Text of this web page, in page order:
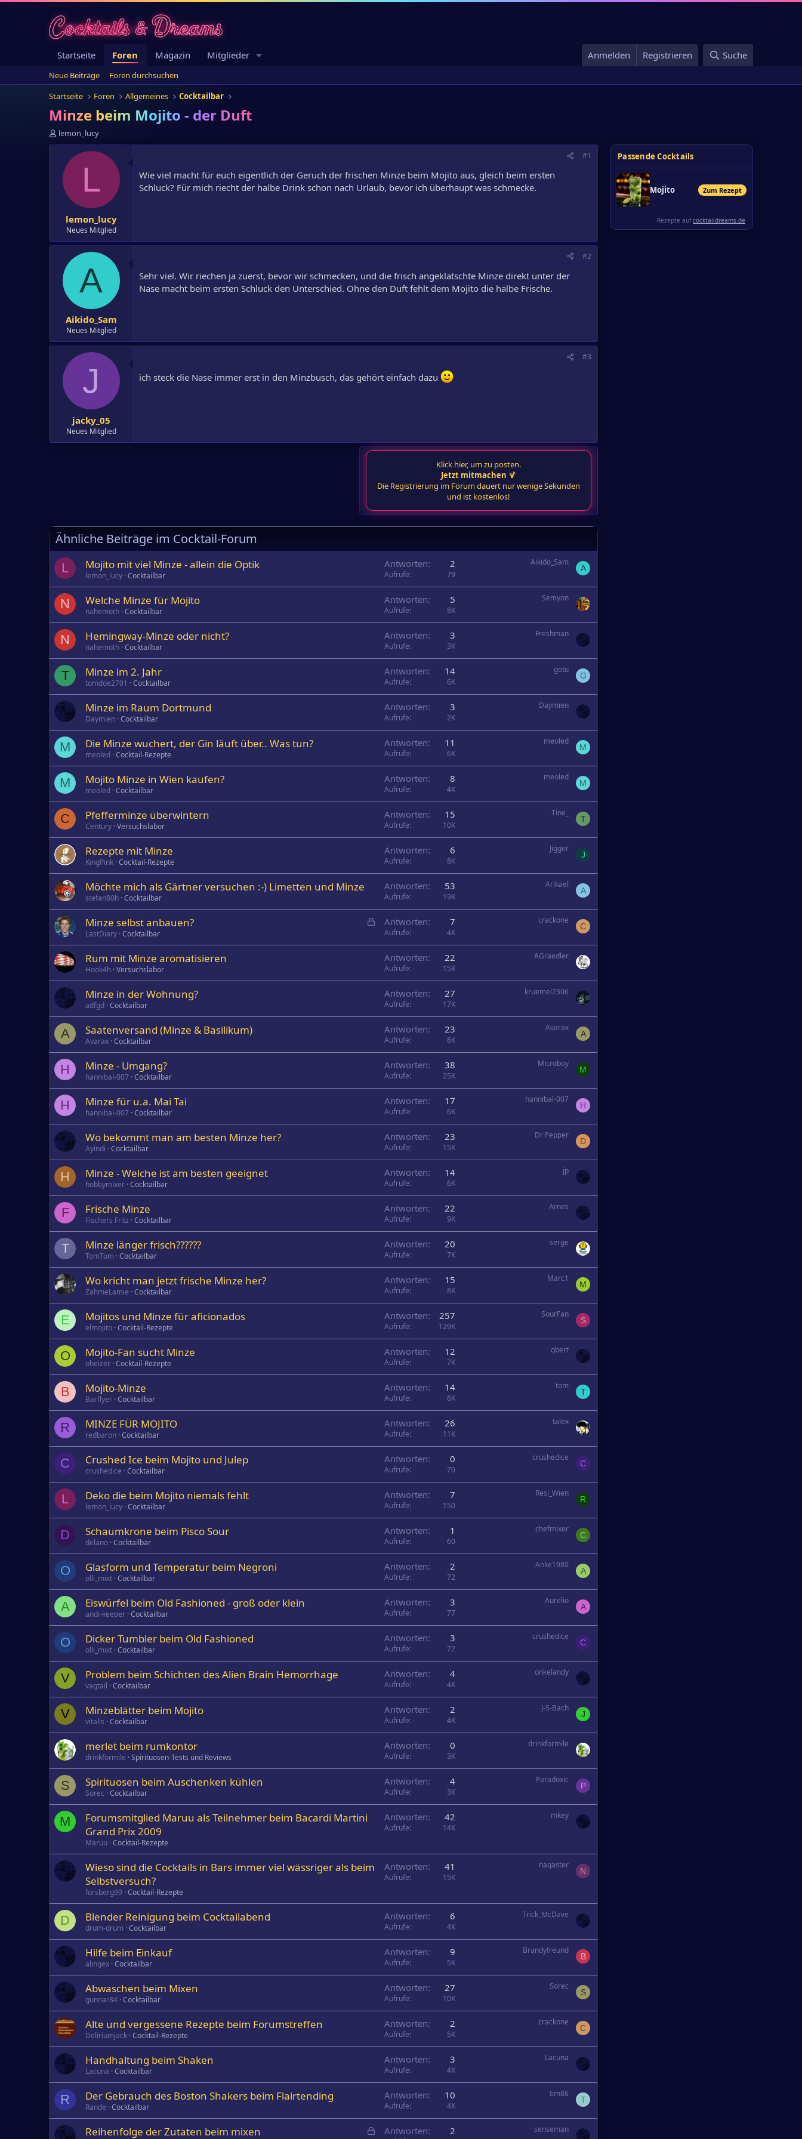
Startseite Foren Magazin Mitglieder Anmelden Registrieren Suche
Neue Beiträge
Foren durchsuchen
Startseite
Foren Allgemeines Cocktailbar
Minze beim Mojito - der Duft
E
r
lemon_lucy
L
lemon_lucy
Neues Mitglied
#1
Wie viel macht für euch eigentlich der Geruch der frischen Minze beim Mojito aus, gleich beim ersten
Schluck? Für mich riecht der halbe Drink schon nach Urlaub, bevor ich überhaupt was schmecke.
A
Aikido_Sam
Neues Mitglied
#2
Sehr viel. Wir riechen ja zuerst, bevor wir schmecken, und die frisch angeklatschte Minze direkt unter der
Nase macht beim ersten Schluck den Unterschied. Ohne den Duft fehlt dem Mojito die halbe Frische.
J
jacky_05
Neues Mitglied
#3
ich steck die Nase immer erst in den Minzbusch, das gehört einfach dazu
Klick hier, um zu posten.
Jetzt mitmachen 🍹
Die Registrierung im Forum dauert nur wenige Sekunden
und ist kostenlos!
Ähnliche Beiträge im Cocktail-Forum
L Mojito mit viel Minze - allein die Optik
lemon_lucy Cocktailbar
Antworten 2
Aufrufe 79
Aikido_Sam
A
N Welche Minze für Mojito
nahemoth Cocktailbar
Antworten 5
Aufrufe 8K
Semyon
N Hemingway-Minze oder nicht?
nahemoth Cocktailbar
Antworten 3
Aufrufe 3K
Freshman
T Minze im 2. Jahr
tomdoe2701 Cocktailbar
Antworten 14
Aufrufe 6K
gotu
G
Minze im Raum Dortmund
Daymien Cocktailbar
Antworten 3
Aufrufe 2K
Daymien
M Die Minze wuchert, der Gin läuft über.. Was tun?
meoled Cocktail-Rezepte
Antworten 11
Aufrufe 6K
meoled
M
M Mojito Minze in Wien kaufen?
meoled Cocktailbar
Antworten 8
Aufrufe 4K
meoled
M
C Pfefferminze überwintern
Century Versuchslabor
Antworten 15
Aufrufe 10K
Tine_
T
Rezepte mit Minze
KingPink Cocktail-Rezepte
Antworten 6
Aufrufe 8K
Jigger
J
Möchte mich als Gärtner versuchen :-) Limetten und Minze
stefan80h Cocktailbar
Antworten 53
Aufrufe 19K
Arikael
A
G
s
r
Minze selbst anbauen?
LastDiary Cocktailbar
Antworten 7
Aufrufe 4K
crackone
C
Rum mit Minze aromatisieren
Hook4h Versuchslabor
Antworten 22
Aufrufe 15K
AGraedler
Minze in der Wohnung?
adfgd Cocktailbar
Antworten 27
Aufrufe 17K
kruemel2306
A Saatenversand (Minze & Basilikum)
Avarax Cocktailbar
Antworten 23
Aufrufe 8K
Avarax
A
H Minze - Umgang?
hannibal-007 Cocktailbar
Antworten 38
Aufrufe 25K
Microboy
M
H Minze für u.a. Mai Tai
hannibal-007 Cocktailbar
Antworten 17
Aufrufe 6K
hannibal-007
H
Wo bekommt man am besten Minze her?
Ayindi Cocktailbar
Antworten 23
Aufrufe 15K
Dr Pepper
D
H Minze - Welche ist am besten geeignet
hobbymixer Cocktailbar
Antworten 14
Aufrufe 6K
jp
F Frische Minze
Fischers Fritz Cocktailbar
Antworten 22
Aufrufe 9K
Arnes
T Minze länger frisch??????
TomTom Cocktailbar
Antworten 20
Aufrufe 7K
serge
Wo kricht man jetzt frische Minze her?
ZahmeLamie Cocktailbar
Antworten 15
Aufrufe 8K
Marc1
M
E Mojitos und Minze für aficionados
elmojito Cocktail-Rezepte
Antworten 257
Aufrufe 129K
SourFan
S
O Mojito-Fan sucht Minze
oheizer Cocktail-Rezepte
Antworten 12
Aufrufe 7K
qbert
B Mojito-Minze
Barflyer Cocktailbar
Antworten 14
Aufrufe 6K
tom
T
R MINZE FÜR MOJITO
redbaron Cocktailbar
Antworten 26
Aufrufe 11K
talex
C Crushed Ice beim Mojito und Julep
crushedice Cocktailbar
Antworten 0
Aufrufe 70
crushedice
C
L Deko die beim Mojito niemals fehlt
lemon_lucy Cocktailbar
Antworten 7
Aufrufe 150
Resi_Wien
R
D Schaumkrone beim Pisco Sour
delano Cocktailbar
Antworten 1
Aufrufe 60
chefmixer
C
O Glasform und Temperatur beim Negroni
olli_mixt Cocktailbar
Antworten 2
Aufrufe 72
Anke1980
A
A Eiswürfel beim Old Fashioned - groß oder klein
andi-keeper Cocktailbar
Antworten 3
Aufrufe 77
Aurelio
A
O Dicker Tumbler beim Old Fashioned
olli_mixt Cocktailbar
Antworten 3
Aufrufe 72
crushedice
C
V Problem beim Schichten des Alien Brain Hemorrhage
vagtail Cocktailbar
Antworten 4
Aufrufe 4K
onkelandy
V Minzeblätter beim Mojito
vitalis Cocktailbar
Antworten 2
Aufrufe 4K
J-S-Bach
J
merlet beim rumkontor
drinkformile Spirituosen-Tests und Reviews
Antworten 0
Aufrufe 3K
drinkformile
S Spirituosen beim Auschenken kühlen
Sorec Cocktailbar
Antworten 4
Aufrufe 3K
Paradoxic
P
M
Forumsmitglied Maruu als Teilnehmer beim Bacardi Martini
Grand Prix 2009
Maruu Cocktail-Rezepte
Antworten 42
Aufrufe 14K
mkey
Wieso sind die Cocktails in Bars immer viel wässriger als beim
Selbstversuch?
forsberg99 Cocktail-Rezepte
Antworten 41
Aufrufe 15K
naqaster
N
D Blender Reinigung beim Cocktailabend
drum-drum Cocktailbar
Antworten 6
Aufrufe 4K
Trick_McDave
Hilfe beim Einkauf
alingex Cocktailbar
Antworten 9
Aufrufe 5K
Brandyfreund
B
Abwaschen beim Mixen
gunnar84 Cocktailbar
Antworten 27
Aufrufe 10K
Sorec
S
Alte und vergessene Rezepte beim Forumstreffen
Deliriumjack Cocktail-Rezepte
Antworten 2
Aufrufe 5K
crackone
C
Handhaltung beim Shaken
Lacuna Cocktailbar
Antworten 3
Aufrufe 4K
Lacuna
R Der Gebrauch des Boston Shakers beim Flairtending
Rande Cocktailbar
Antworten 10
Aufrufe 4K
tim86
T
G
Reihenfolge der Zutaten beim mixen Antworten 2 senseman
Passende Cocktails
Mojito Zum Rezept
Rezepte aufcocktaildreams.de